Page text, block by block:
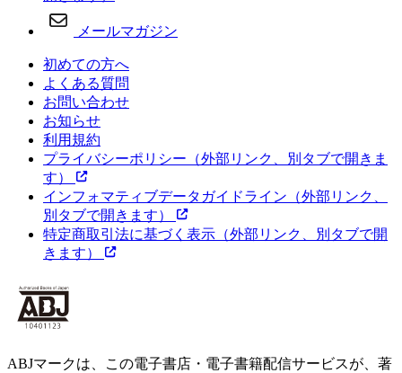
メールマガジン
初めての方へ
よくある質問
お問い合わせ
お知らせ
利用規約
プライバシーポリシー （外部リンク、別タブで開きま
す）
インフォマティブデータガイドライン （外部リンク、
別タブで開きます）
特定商取引法に基づく表示 （外部リンク、別タブで開
きます）
ABJマークは、この電子書店・電子書籍配信サービスが、著